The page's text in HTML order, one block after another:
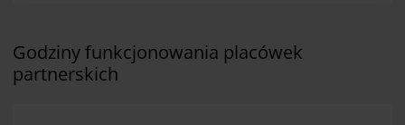
Godziny funkcjonowania placówek
partnerskich